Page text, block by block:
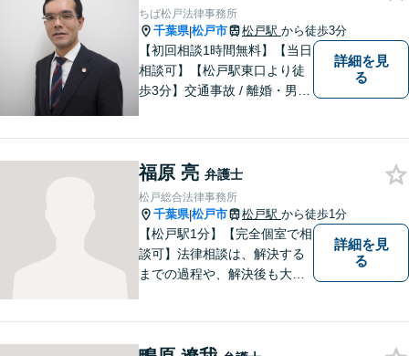
ちば松戸法律事務所
千葉県|松戸市 松戸駅 から徒歩3分
【初回相談1時間無料】【当日
相談可】【松戸駅東口より徒
歩3分】交通事故 / 離婚・男女
ます。ぜひ、お気軽にお越し
ください。
詳細を見
る
福原 亮 弁護士
松戸総合法律事務所
千葉県|松戸市 松戸駅 から徒歩1分
【松戸駅1分】【完全個室で相
談可】法律相談は、解決する
までの過程や、解決後も大切
詳細を見
る